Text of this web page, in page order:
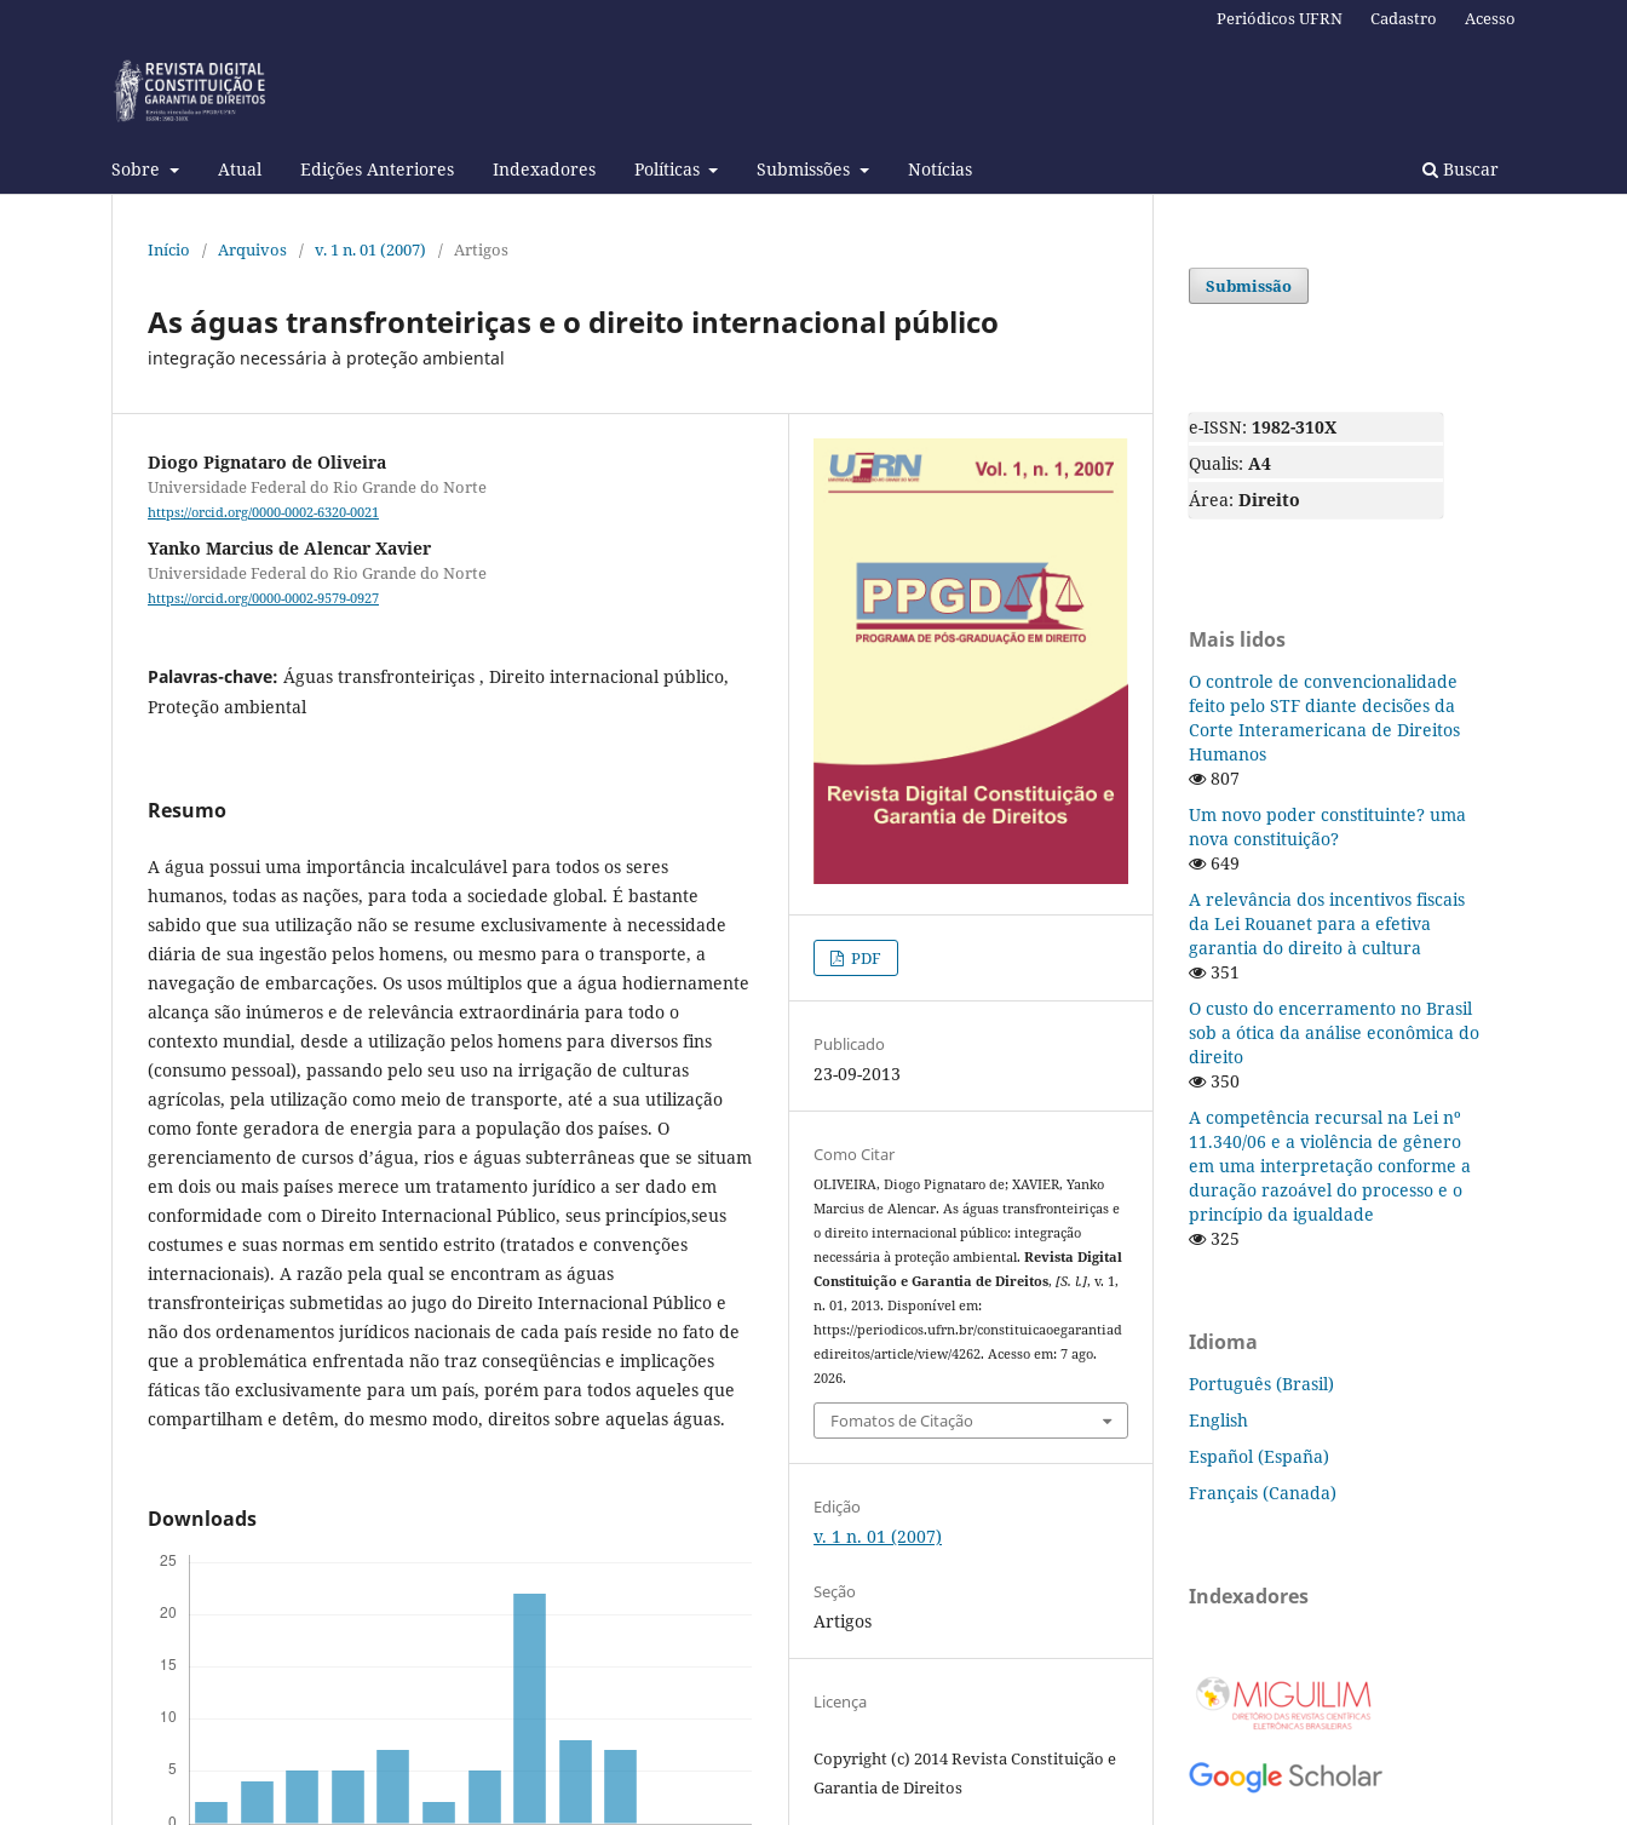
Sobre Atual Edições Anteriores Indexadores Políticas Submissões Notícias Buscar
Periódicos UFRN Cadastro Acesso
Início / Arquivos / v. 1 n. 01 (2007) / Artigos
As águas transfronteiriças e o direito internacional público
integração necessária à proteção ambiental
Diogo Pignataro de Oliveira
Universidade Federal do Rio Grande do Norte
https://orcid.org/0000-0002-6320-0021
Yanko Marcius de Alencar Xavier
Universidade Federal do Rio Grande do Norte
https://orcid.org/0000-0002-9579-0927
Palavras-chave: Águas transfronteiriças , Direito internacional público,
Proteção ambiental
Resumo
A água possui uma importância incalculável para todos os seres
humanos, todas as nações, para toda a sociedade global. É bastante
sabido que sua utilização não se resume exclusivamente à necessidade
diária de sua ingestão pelos homens, ou mesmo para o transporte, a
navegação de embarcações. Os usos múltiplos que a água hodiernamente
alcança são inúmeros e de relevância extraordinária para todo o
contexto mundial, desde a utilização pelos homens para diversos fins
(consumo pessoal), passando pelo seu uso na irrigação de culturas
agrícolas, pela utilização como meio de transporte, até a sua utilização
como fonte geradora de energia para a população dos países. O
gerenciamento de cursos d’água, rios e águas subterrâneas que se situam
em dois ou mais países merece um tratamento jurídico a ser dado em
conformidade com o Direito Internacional Público, seus princípios,seus
costumes e suas normas em sentido estrito (tratados e convenções
internacionais). A razão pela qual se encontram as águas
transfronteiriças submetidas ao jugo do Direito Internacional Público e
não dos ordenamentos jurídicos nacionais de cada país reside no fato de
que a problemática enfrentada não traz conseqüências e implicações
fáticas tão exclusivamente para um país, porém para todos aqueles que
compartilham e detêm, do mesmo modo, direitos sobre aquelas águas.
Downloads
PDF
Publicado
23-09-2013
Como Citar
OLIVEIRA, Diogo Pignataro de; XAVIER, Yanko
Marcius de Alencar. As águas transfronteiriças e
o direito internacional público: integração
necessária à proteção ambiental.Revista Digital
Constituição e Garantia de Direitos,[S. l.], v. 1,
n. 01, 2013. Disponível em:
https://periodicos.ufrn.br/constituicaoegarantiad
edireitos/article/view/4262. Acesso em: 7 ago.
2026.
Fomatos de Citação
Edição
v. 1 n. 01 (2007)
Seção
Artigos
Licença
Copyright (c) 2014 Revista Constituição e
Garantia de Direitos
Submissão
e-ISSN: 1982-310X
Qualis: A4
Área: Direito
Mais lidos
O controle de convencionalidade
feito pelo STF diante decisões da
Corte Interamericana de Direitos
Humanos
807
Um novo poder constituinte? uma
nova constituição?
649
A relevância dos incentivos fiscais
da Lei Rouanet para a efetiva
garantia do direito à cultura
351
O custo do encerramento no Brasil
sob a ótica da análise econômica do
direito
350
A competência recursal na Lei nº
11.340/06 e a violência de gênero
em uma interpretação conforme a
duração razoável do processo e o
princípio da igualdade
325
Idioma
Português (Brasil)
English
Español (España)
Français (Canada)
Indexadores